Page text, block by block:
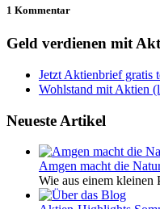
1 Kommentar
Geld verdienen mit
Jetzt Aktienbrief gratis
Wohlstand mit Aktien
Neueste Artikel
Amgen macht die
Wie aus einem